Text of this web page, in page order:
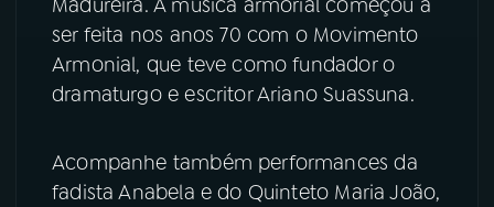
06VIDEOCASTS
ÚLTIMAS
FESTIVAL DE MÚSICA
Madureira. A música armorial começou a
ser feita nos anos 70 com o Movimento
Armonial, que teve como fundador o
dramaturgo e escritor Ariano Suassuna.
Acompanhe também performances da
fadista Anabela e do Quinteto Maria João,